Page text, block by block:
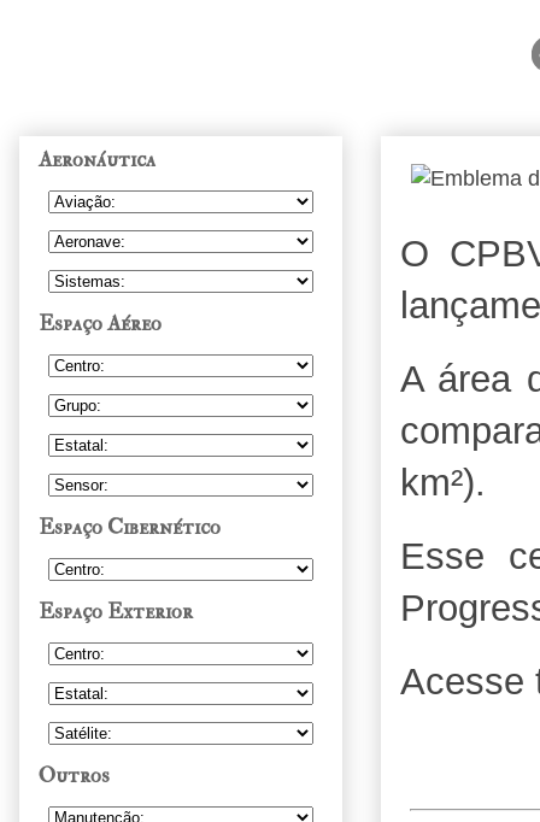
O
A área
km²).
Esse
Acesse
Aeronáutica
Espaço Aéreo
Espaço Cibernético
Espaço Exterior
Outros